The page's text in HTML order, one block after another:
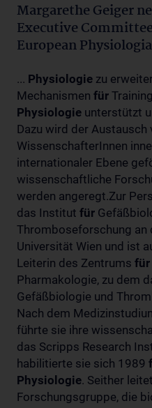
Margarethe Geiger
Executive
European
... Physiologie zu
Mechanismen für
Physiologie unterstützt
Dazu wird der Austausch
WissenschafterInnen
internationaler Ebene
wissenschaftliche
werden angeregt.Zur
das Institut für
Thromboseforschung an
Universität Wien und ist
Leiterin des Zentrums für
Pharmakologie, zu dem
Gefäßbiologie und
Nach dem
führte sie ihre
das Scripps Research
habilitierte sie sich 1989
Physiologie. Seither
Forschungsgruppe, die